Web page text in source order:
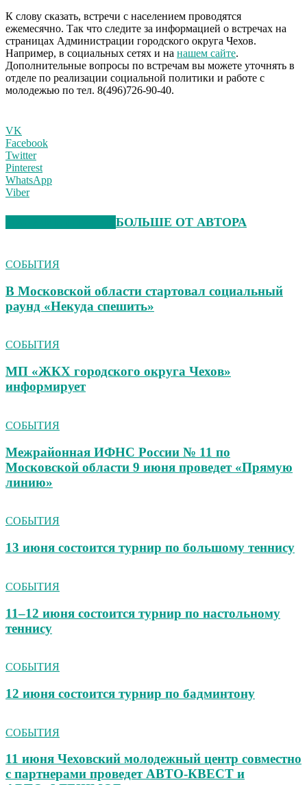
К слову сказать, встречи с населением проводятся
ежемесячно. Так что следите за информацией о встречах на
страницах Администрации городского округа Чехов.
Например, в социальных сетях и на нашем сайте.
Дополнительные вопросы по встречам вы можете уточнять в
отделе по реализации социальной политики и работе с
молодежью по тел. 8(496)726-90-40.
VK
Facebook
Twitter
Pinterest
WhatsApp
Viber
БОЛЬШЕ ОТ АВТОРА
СОБЫТИЯ
В Московской области стартовал социальный
раунд «Некуда спешить»
СОБЫТИЯ
МП «ЖКХ городского округа Чехов»
информирует
СОБЫТИЯ
Межрайонная ИФНС России № 11 по
Московской области 9 июня проведет «Прямую
линию»
СОБЫТИЯ
13 июня состоится турнир по большому теннису
СОБЫТИЯ
11–12 июня состоится турнир по настольному
теннису
СОБЫТИЯ
12 июня состоится турнир по бадминтону
СОБЫТИЯ
11 июня Чеховский молодежный центр совместно
с партнерами проведет АВТО‑КВЕСТ и